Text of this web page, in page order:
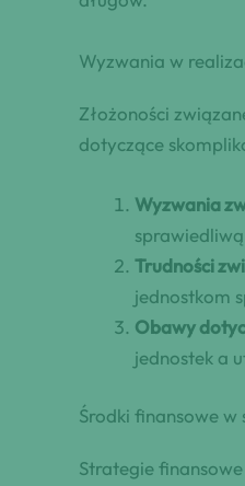
Wyzwania w
Złożoności
dotyczące
Wyzwania
Trudności
jednostkom
Obawy
jednostek a
Środki finansowe
Strategie